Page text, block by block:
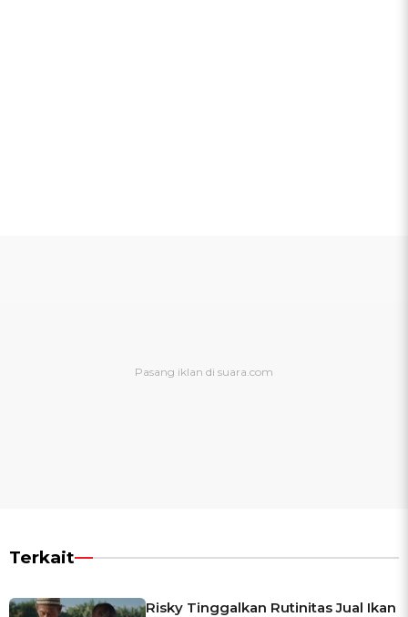
Terkait
Risky Tinggalkan Rutinitas Jual Ikan